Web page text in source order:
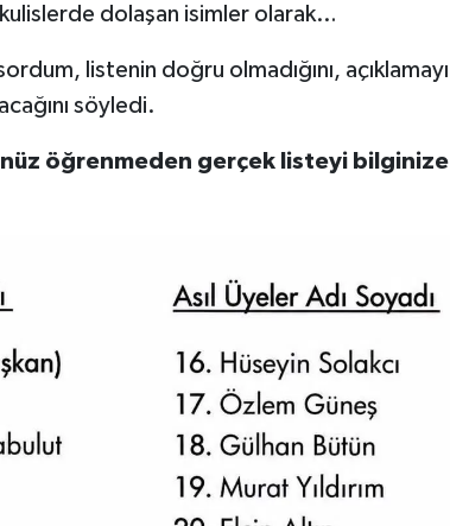
dolaşan isimler olarak…
listenin doğru olmadığını, açıklamayı
söyledi.
öğrenmeden gerçek listeyi bilginize